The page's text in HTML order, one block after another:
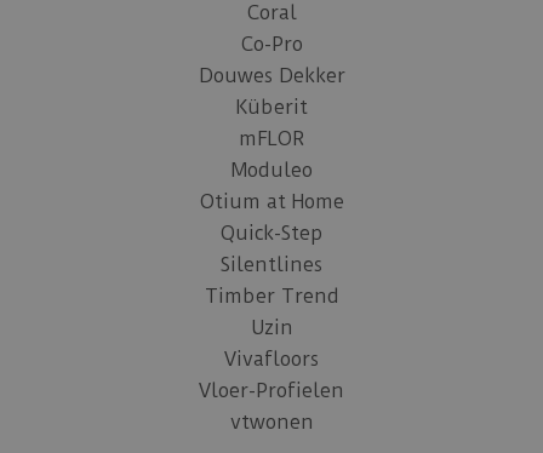
Coral
Co-Pro
Douwes Dekker
Küberit
mFLOR
Moduleo
Otium at Home
Quick-Step
Silentlines
Timber Trend
Uzin
Vivafloors
Vloer-Profielen
vtwonen